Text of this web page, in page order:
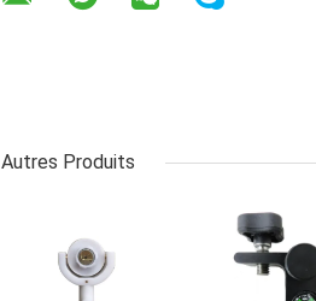
Autres Produits